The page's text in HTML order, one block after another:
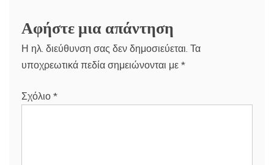
Αφήστε μια απάντηση
Η ηλ. διεύθυνση σας δεν δημοσιεύεται. Τα
υποχρεωτικά πεδία σημειώνονται με *
Σχόλιο *